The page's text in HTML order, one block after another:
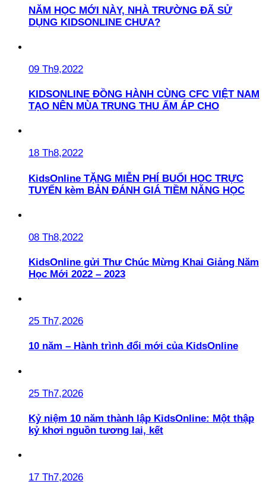
NĂM HỌC MỚI NÀY, NHÀ TRƯỜNG ĐÃ SỬ
DỤNG KIDSONLINE CHƯA?
09 Th9,2022
KIDSONLINE ĐỒNG HÀNH CÙNG CFC VIỆT NAM
TẠO NÊN MÙA TRUNG THU ẤM ÁP CHO
18 Th8,2022
KidsOnline TẶNG MIỄN PHÍ BUỔI HỌC TRỰC
TUYẾN kèm BẢN ĐÁNH GIÁ TIỀM NĂNG HỌC
08 Th8,2022
KidsOnline gửi Thư Chúc Mừng Khai Giảng Năm
Học Mới 2022 – 2023
25 Th7,2026
10 năm – Hành trình đổi mới của KidsOnline
25 Th7,2026
Kỷ niệm 10 năm thành lập KidsOnline: Một thập
kỷ khơi nguồn tương lai, kết
17 Th7,2026